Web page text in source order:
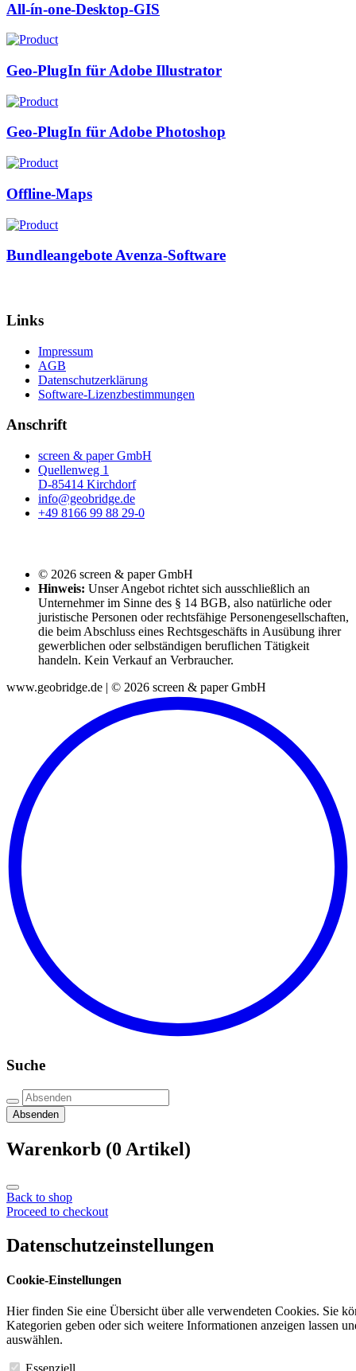
All-ín-one-Desktop-GIS
Geo-PlugIn für Adobe Illustrator
Geo-PlugIn für Adobe Photoshop
Offline-Maps
Bundleangebote Avenza-Software
Links
Impressum
AGB
Datenschutzerklärung
Software-Lizenzbestimmungen
Anschrift
screen & paper GmbH
Quellenweg 1
D-85414 Kirchdorf
info@geobridge.de
+49 8166 99 88 29-0
© 2026 screen & paper GmbH
Hinweis: Unser Angebot richtet sich ausschließlich an
Unternehmer im Sinne des § 14 BGB, also natürliche oder
juristische Personen oder rechtsfähige Personengesellschaften,
die beim Abschluss eines Rechtsgeschäfts in Ausübung ihrer
gewerblichen oder selbständigen beruflichen Tätigkeit
handeln. Kein Verkauf an Verbraucher.
www.geobridge.de | © 2026 screen & paper GmbH
Suche
Absenden
Warenkorb (0 Artikel)
Back to shop
Proceed to checkout
Datenschutzeinstellungen
Cookie-Einstellungen
Hier finden Sie eine Übersicht über alle verwendeten Cookies. Sie
Kategorien geben oder sich weitere Informationen anzeigen lassen
auswählen.
Essenziell